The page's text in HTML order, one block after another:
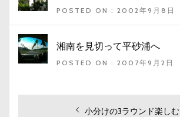
POSTED ON : 2002年9月8日
湘南を見切って平砂浦へ
POSTED ON : 2007年9月2日
過
小分けの3ラウンド楽しむ